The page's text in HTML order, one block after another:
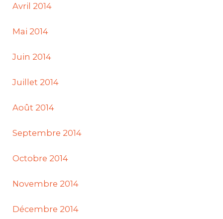
Avril 2014
Mai 2014
Juin 2014
Juillet 2014
Août 2014
Septembre 2014
Octobre 2014
Novembre 2014
Décembre 2014